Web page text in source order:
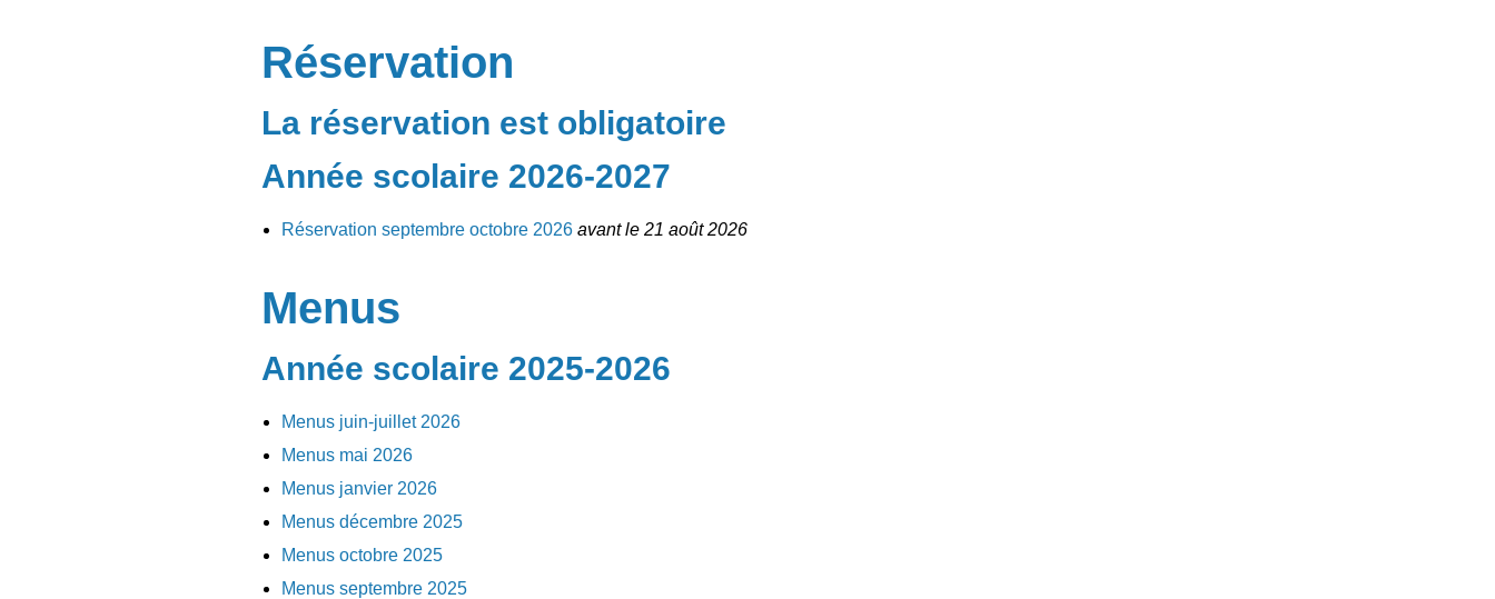
Réservation
La réservation est obligatoire
Année scolaire 2026-2027
Réservation septembre octobre 2026 avant le 21 août 2026
Menus
Année scolaire 2025-2026
Menus juin-juillet 2026
Menus mai 2026
Menus janvier 2026
Menus décembre 2025
Menus octobre 2025
Menus septembre 2025